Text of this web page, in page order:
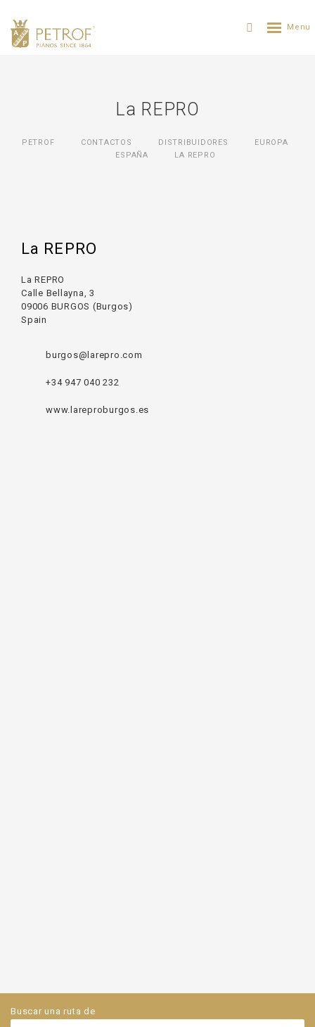
La REPRO
PETROF CONTACTOS DISTRIBUIDORES
ЕUROPA
ESPAÑA
LA REPRO
La REPRO
La REPRO
Calle Bellayna, 3
09006 BURGOS (Burgos)
Spain
burgos@larepro.com
+34 947 040 232
www.lareproburgos.es
Buscar una ruta de